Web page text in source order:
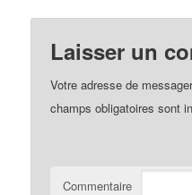
Laisser un
Votre adresse de
champs obligatoires sont
Commentaire